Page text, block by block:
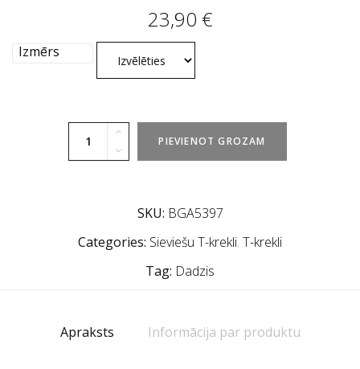
23,90 €
Izmērs
PIEVIENOT GROZAM
SKU: BGA5397
Categories: Sieviešu T-krekli, T-krekli
Tag: Dadzis
Apraksts Informācija par produktu